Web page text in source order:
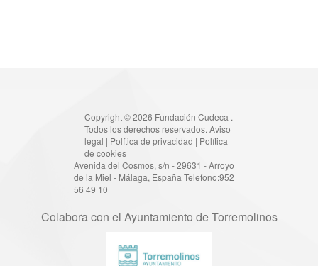
Copyright © 2026 Fundación Cudeca .
Todos los derechos reservados. Aviso
legal | Política de privacidad | Política
de cookies
Avenida del Cosmos, s/n - 29631 - Arroyo
de la Miel - Málaga, España Telefono:952
56 49 10
Colabora con el Ayuntamiento de Torremolinos